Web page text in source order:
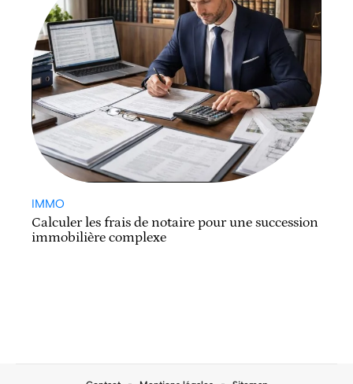
IMMO
Calculer les frais de notaire pour une succession
immobilière complexe